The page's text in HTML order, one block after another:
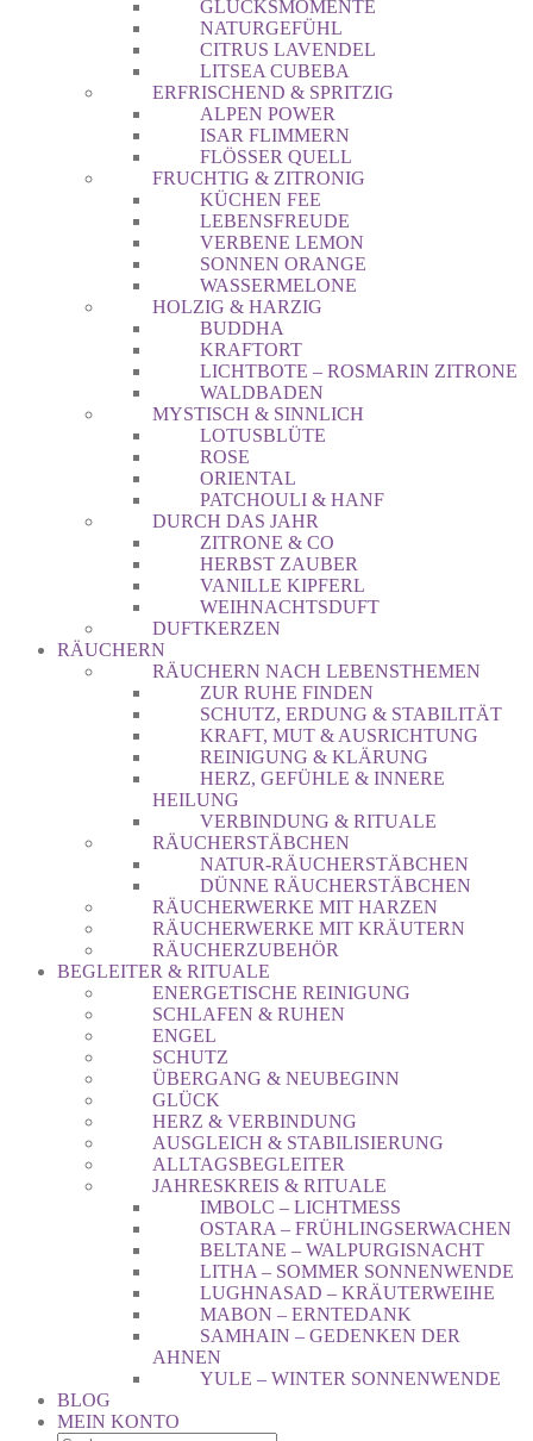
GLÜCKSMOMENTE
NATURGEFÜHL
CITRUS LAVENDEL
LITSEA CUBEBA
ERFRISCHEND & SPRITZIG
ALPEN POWER
ISAR FLIMMERN
FLÖSSER QUELL
FRUCHTIG & ZITRONIG
KÜCHEN FEE
LEBENSFREUDE
VERBENE LEMON
SONNEN ORANGE
WASSERMELONE
HOLZIG & HARZIG
BUDDHA
KRAFTORT
LICHTBOTE – ROSMARIN ZITRONE
WALDBADEN
MYSTISCH & SINNLICH
LOTUSBLÜTE
ROSE
ORIENTAL
PATCHOULI & HANF
DURCH DAS JAHR
ZITRONE & CO
HERBST ZAUBER
VANILLE KIPFERL
WEIHNACHTSDUFT
DUFTKERZEN
RÄUCHERN
RÄUCHERN NACH LEBENSTHEMEN
ZUR RUHE FINDEN
SCHUTZ, ERDUNG & STABILITÄT
KRAFT, MUT & AUSRICHTUNG
REINIGUNG & KLÄRUNG
HERZ, GEFÜHLE & INNERE
HEILUNG
VERBINDUNG & RITUALE
RÄUCHERSTÄBCHEN
NATUR-RÄUCHERSTÄBCHEN
DÜNNE RÄUCHERSTÄBCHEN
RÄUCHERWERKE MIT HARZEN
RÄUCHERWERKE MIT KRÄUTERN
RÄUCHERZUBEHÖR
BEGLEITER & RITUALE
ENERGETISCHE REINIGUNG
SCHLAFEN & RUHEN
ENGEL
SCHUTZ
ÜBERGANG & NEUBEGINN
GLÜCK
HERZ & VERBINDUNG
AUSGLEICH & STABILISIERUNG
ALLTAGSBEGLEITER
JAHRESKREIS & RITUALE
IMBOLC – LICHTMESS
OSTARA – FRÜHLINGSERWACHEN
BELTANE – WALPURGISNACHT
LITHA – SOMMER SONNENWENDE
LUGHNASAD – KRÄUTERWEIHE
MABON – ERNTEDANK
SAMHAIN – GEDENKEN DER
AHNEN
YULE – WINTER SONNENWENDE
BLOG
MEIN KONTO